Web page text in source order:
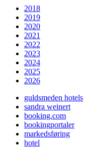
2018
2019
2020
2021
2022
2023
2024
2025
2026
guldsmeden hotels
sandra weinert
booking.com
bookingportaler
markedsføring
hotel